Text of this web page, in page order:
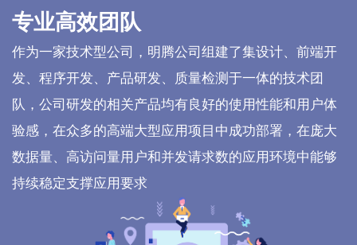
专业高效团队
作为一家技术型公司，明腾公司组建了集设计、前端开
发、程序开发、产品研发、质量检测于一体的技术团
队，公司研发的相关产品均有良好的使用性能和用户体
验感，在众多的高端大型应用项目中成功部署，在庞大
数据量、高访问量用户和并发请求数的应用环境中能够
持续稳定支撑应用要求